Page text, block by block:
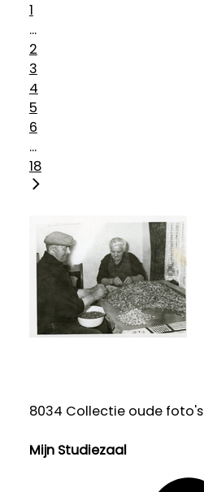
1
...
2
3
4
5
6
...
18
8034 Collectie oude foto's
Mijn Studiezaal